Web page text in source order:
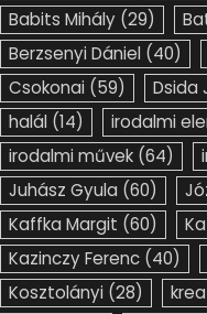
Babits Mihály (29)
Berzsenyi Dániel (40)
Csokonai (59) Dsida
halál (14) irodalmi
irodalmi művek (64)
Juhász Gyula (60)
Kaffka Margit (60)
Kazinczy Ferenc (40)
Kosztolányi (28)